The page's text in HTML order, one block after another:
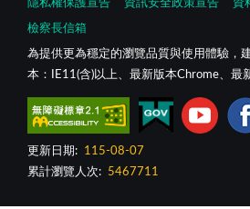
隱私權保護宣告 資訊安全政策宣告 資
檢察長信箱
為提供更為穩定的瀏覽品質與使用體驗，
本：IE11(含)以上、最新版本Chrome、最
更新日期:
115-08-07
累計瀏覽人次:
5467711